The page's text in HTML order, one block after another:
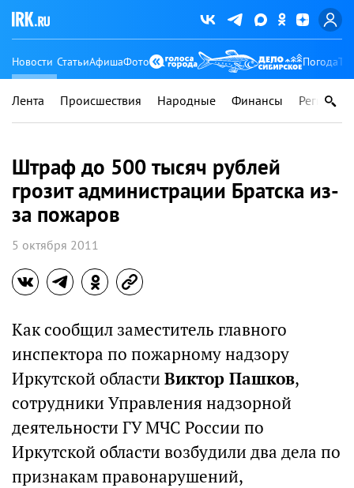
Новости СтатьиАфишаФото Погода
Лента Происшествия Народные Финансы Регионы
Штраф до 500 тысяч рублей
грозит администрации Братска из-
за пожаров
5 октября 2011
Как сообщил заместитель главного
инспектора по пожарному надзору
Иркутской области Виктор Пашков,
сотрудники Управления надзорной
деятельности ГУ МЧС России по
Иркутской области возбудили два дела по
признакам правонарушений,